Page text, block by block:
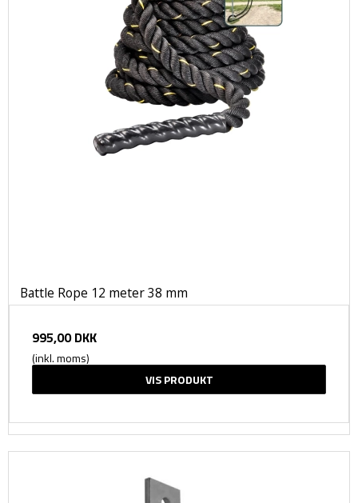
Battle Rope 12 meter 38 mm
995,00 DKK
(inkl. moms)
VIS PRODUKT